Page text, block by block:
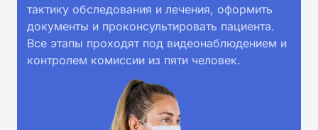
тактику обследования и лечения, оформить
документы и проконсультировать пациента.
Все этапы проходят под видеонаблюдением и
контролем комиссии из пяти человек.